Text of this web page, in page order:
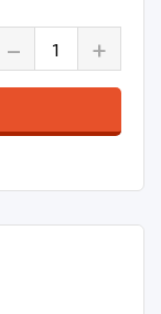
– +